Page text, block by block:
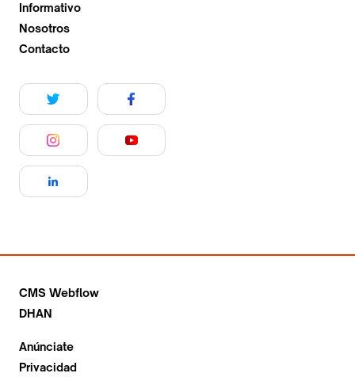
Informativo
Nosotros
Contacto
CMS Webflow
DHAN
Anúnciate
Privacidad